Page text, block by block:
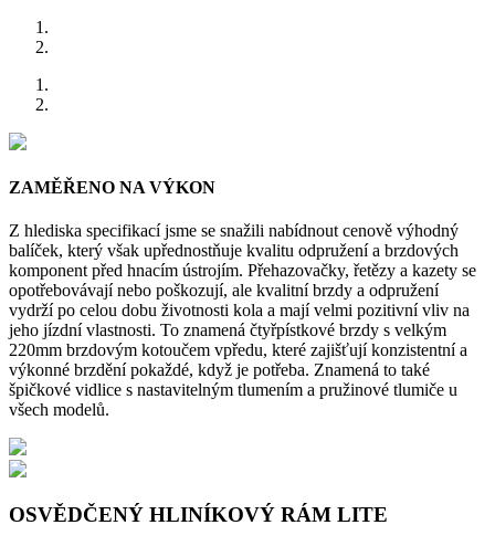
ZAMĚŘENO NA VÝKON
Z hlediska specifikací jsme se snažili nabídnout cenově výhodný
balíček, který však upřednostňuje kvalitu odpružení a brzdových
komponent před hnacím ústrojím. Přehazovačky, řetězy a kazety se
opotřebovávají nebo poškozují, ale kvalitní brzdy a odpružení
vydrží po celou dobu životnosti kola a mají velmi pozitivní vliv na
jeho jízdní vlastnosti. To znamená čtyřpístkové brzdy s velkým
220mm brzdovým kotoučem vpředu, které zajišťují konzistentní a
výkonné brzdění pokaždé, když je potřeba. Znamená to také
špičkové vidlice s nastavitelným tlumením a pružinové tlumiče u
všech modelů.
OSVĚDČENÝ HLINÍKOVÝ RÁM LITE